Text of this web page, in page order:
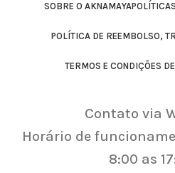
SOBRE O AKNAMAYA
POLÍTICA DE REEMBOLSO,
TERMOS E CONDIÇÕES
Contato via
Horário de
8:00 as